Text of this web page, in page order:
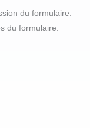
du formulaire.
du formulaire.